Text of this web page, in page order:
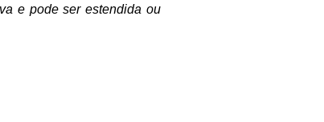
e pode ser estendida ou